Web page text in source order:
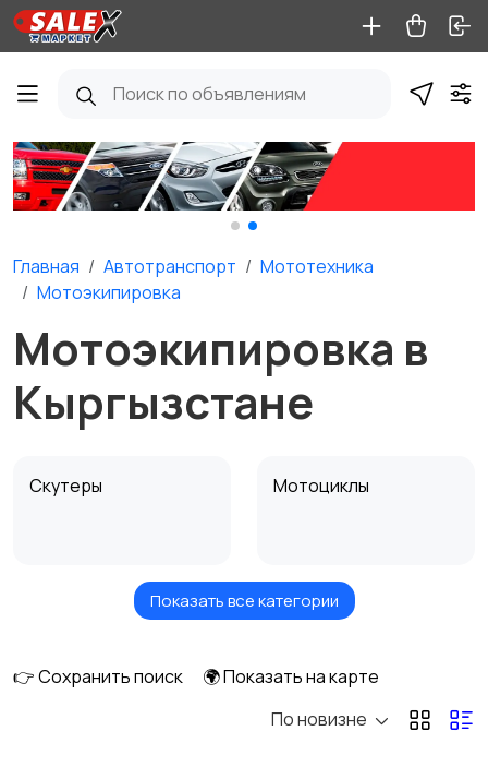
Главная Автотранспорт
Мототехника
Мотоэкипировка
Мотоэкипировка в
Кыргызстане
Скутеры Мотоциклы
Мотороллеры
Показать все категории
👉 Сохранить поиск
🌍 Показать на карте
По новизне